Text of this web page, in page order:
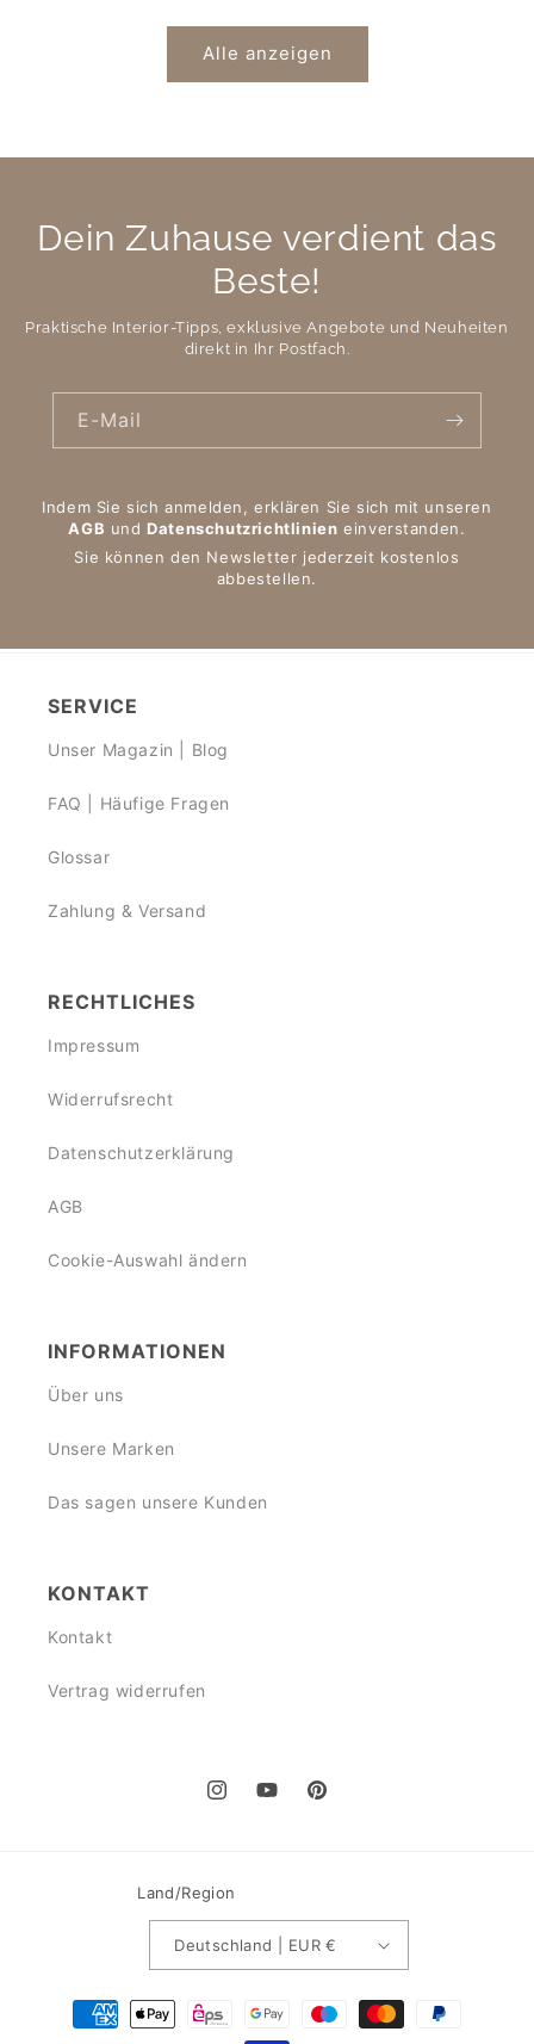
Alle anzeigen
Dein Zuhause verdient das
Beste!
Praktische Interior-Tipps, exklusive Angebote und Neuheiten
direkt in Ihr Postfach.
E-Mail
Indem Sie sich anmelden, erklären Sie sich mit unseren
AGB undDatenschutzrichtlinien einverstanden.
Sie können den Newsletter jederzeit kostenlos
abbestellen.
SERVICE
Unser Magazin | Blog
FAQ | Häufige Fragen
Glossar
Zahlung & Versand
RECHTLICHES
Impressum
Widerrufsrecht
Datenschutzerklärung
AGB
Cookie-Auswahl ändern
INFORMATIONEN
Über uns
Unsere Marken
Das sagen unsere Kunden
KONTAKT
Kontakt
Vertrag widerrufen
InstagramYouTubePinterest
Land/Region
Deutschland | EUR €
Zahlungsmethoden